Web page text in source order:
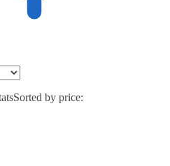
Sorted by price: